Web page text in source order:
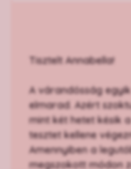
Tisztelt Annabella!
A várandósság
elmarad. Azért
mint két hetet késik
tesztet kellene
Amennyiben a
megszokott módon